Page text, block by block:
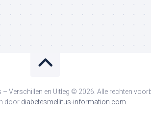
Verschillen en Uitleg © 2026. Alle rechten
door diabetesmellitus-information.com